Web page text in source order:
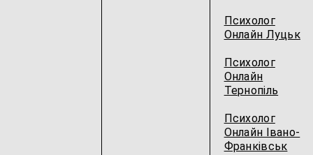
Психолог
Онлайн Луцьк
Психолог
Онлайн
Тернопіль
Психолог
Онлайн Івано-
Франківськ